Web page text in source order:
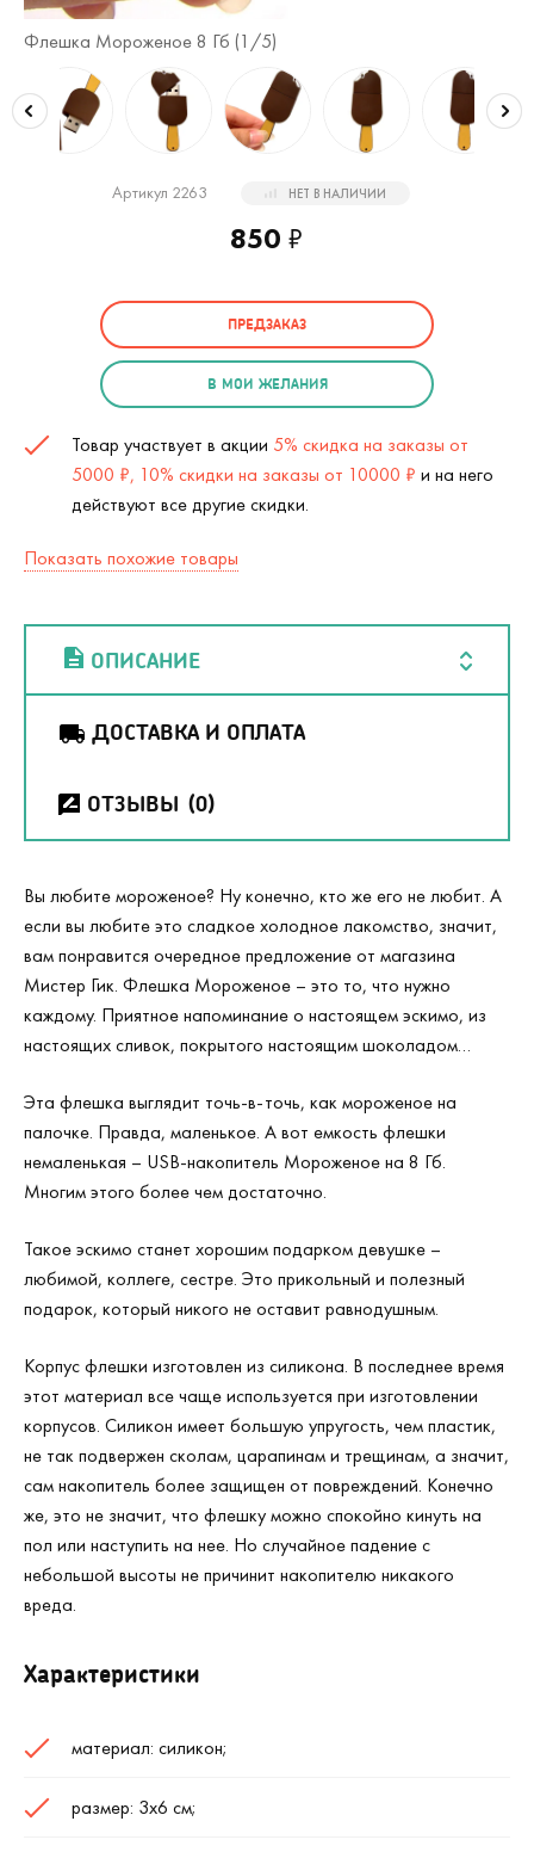
Флешка Мороженое 8 Гб (1 /5)
Артикул 2263 НЕТ В НАЛИЧИИ
850 ₽
ПРЕДЗАКАЗ
В МОИ ЖЕЛАНИЯ
Товар участвует в акции 5% скидка на заказы от
5000 ₽, 10% скидки на заказы от 10000 ₽ и на него
действуют все другие скидки.
Показать похожие товары
ОПИСАНИЕ
ДОСТАВКА И ОПЛАТА
ОТЗЫВЫ (0)
Вы любите мороженое? Ну конечно, кто же его не любит. А
если вы любите это сладкое холодное лакомство, значит,
вам понравится очередное предложение от магазина
Мистер Гик. Флешка Мороженое – это то, что нужно
каждому. Приятное напоминание о настоящем эскимо, из
настоящих сливок, покрытого настоящим шоколадом…
Эта флешка выглядит точь-в-точь, как мороженое на
палочке. Правда, маленькое. А вот емкость флешки
немаленькая – USB-накопитель Мороженое на 8 Гб.
Многим этого более чем достаточно.
Такое эскимо станет хорошим подарком девушке –
любимой, коллеге, сестре. Это прикольный и полезный
подарок, который никого не оставит равнодушным.
Корпус флешки изготовлен из силикона. В последнее время
этот материал все чаще используется при изготовлении
корпусов. Силикон имеет большую упругость, чем пластик,
не так подвержен сколам, царапинам и трещинам, а значит,
сам накопитель более защищен от повреждений. Конечно
же, это не значит, что флешку можно спокойно кинуть на
пол или наступить на нее. Но случайное падение с
небольшой высоты не причинит накопителю никакого
вреда.
Характеристики
материал: силикон;
размер: 3х6 см;